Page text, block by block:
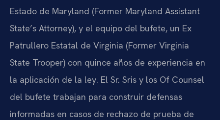
Estado de Maryland (Former Maryland Assistant
State’s Attorney), y el equipo del bufete, un Ex
Patrullero Estatal de Virginia (Former Virginia
State Trooper) con quince años de experiencia en
la aplicación de la ley. El Sr. Sris y los Of Counsel
del bufete trabajan para construir defensas
informadas en casos de rechazo de prueba de